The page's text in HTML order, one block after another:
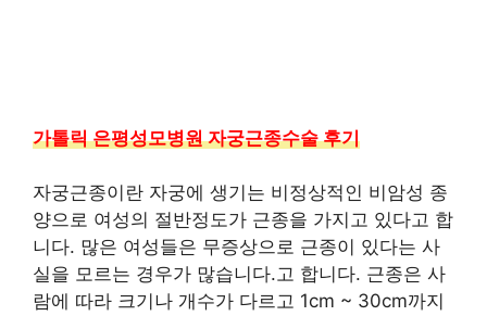
가톨릭 은평성모병원 자궁근종수술 후기
자궁근종이란 자궁에 생기는 비정상적인 비암성 종
양으로 여성의 절반정도가 근종을 가지고 있다고 합
니다. 많은 여성들은 무증상으로 근종이 있다는 사
실을 모르는 경우가 많습니다.고 합니다. 근종은 사
람에 따라 크기나 개수가 다르고 1cm ~ 30cm까지